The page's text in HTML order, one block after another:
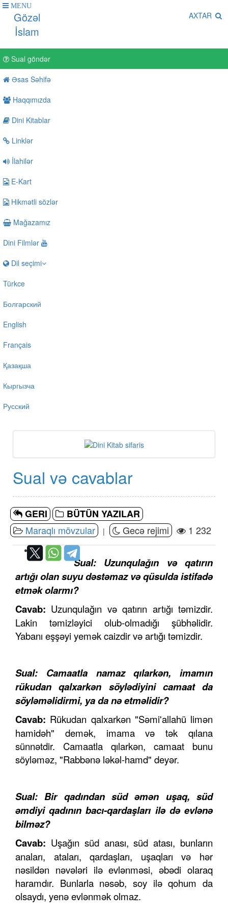
MENU
Gözəl
İslam
AXTAR
Sual göndər
Əsas Səhifə
Haqqımızda
Dini Kitablar
Linklər
İlahilər
E-Kart
Hikmətli sözlər
Mağazamız
Dini Filmlər
Dil seçimi
Türkce
Болгарский
English
Français
Қазақша
Кыргызча
Русский
Sual və cavablar
GERI
BÜTÜN YAZILAR
Maraqlı mövzular
| Gecə rejimi 1 232
Sual: Uzunqulağın və qatırın
artığı olan suyu dəstəmaz və qüsulda istifadə
etmək olarmı?
Cavab: Uzunqulağın və qatırın artığı təmizdir.
Lakin təmizləyici olub-olmadığı şübhəlidir.
Yabanı eşşəyi yemək caizdir və artığı təmizdir.
Sual: Camaatla namaz qılarkən, imamın
rükudan qalxarkən söylədiyini camaat da
söyləməlidirmi, ya da nə etməlidir?
Cavab: Rükudan qalxarkən "Səmi'allahü limən
hamidəh" demək, imama və tək qılana
sünnətdir. Camaatla qılarkən, camaat bunu
söyləməz, "Rabbənə ləkəl-hamd" deyər.
Sual: Bir qadından süd əmən uşaq, süd
əmdiyi qadının bacı-qardaşları ilə də evlənə
bilməz?
Cavab: Uşağın süd anası, süd atası, bunların
anaları, ataları, qardaşları, uşaqları və hər
nəsildən nəvələri ilə evlənməsi, əbədi olaraq
haramdır. Bunlarla nəsəb, soy ilə qohum da
olsaydı, yenə evlənmək olmaz.